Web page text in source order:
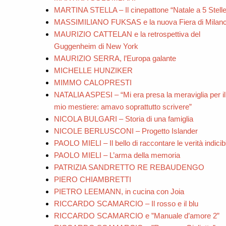
MARTINA STELLA – Il cinepattone “Natale a 5
MASSIMILIANO FUKSAS e la nuova Fiera di
MAURIZIO CATTELAN e la retrospettiva del
Guggenheim di New York
MAURIZIO SERRA, l’Europa galante
MICHELLE HUNZIKER
MIMMO CALOPRESTI
NATALIA ASPESI – “Mi era presa la meraviglia per il
mio mestiere: amavo soprattutto scrivere”
NICOLA BULGARI – Storia di una famiglia
NICOLE BERLUSCONI – Progetto Islander
PAOLO MIELI – Il bello di raccontare le verità
PAOLO MIELI – L’arma della memoria
PATRIZIA SANDRETTO RE REBAUDENGO
PIERO CHIAMBRETTI
PIETRO LEEMANN, in cucina con Joia
RICCARDO SCAMARCIO – Il rosso e il blu
RICCARDO SCAMARCIO e ”Manuale d’amore 2”